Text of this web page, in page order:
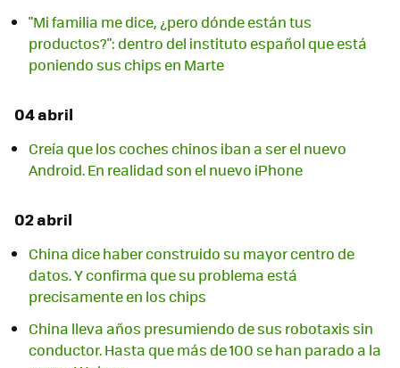
"Mi familia me dice, ¿pero dónde están tus
productos?": dentro del instituto español que está
poniendo sus chips en Marte
04 abril
Creía que los coches chinos iban a ser el nuevo
Android. En realidad son el nuevo iPhone
02 abril
China dice haber construido su mayor centro de
datos. Y confirma que su problema está
precisamente en los chips
China lleva años presumiendo de sus robotaxis sin
conductor. Hasta que más de 100 se han parado a la